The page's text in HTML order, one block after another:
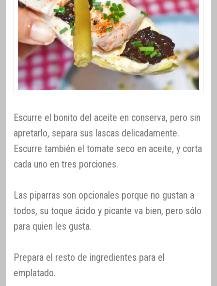
Escurre el bonito del aceite en conserva, pero sin
apretarlo, separa sus lascas delicadamente.
Escurre también el tomate seco en aceite, y corta
cada uno en tres porciones.
Las piparras son opcionales porque no gustan a
todos, su toque ácido y picante va bien, pero sólo
para quien les gusta.
Prepara el resto de ingredientes para el
emplatado.